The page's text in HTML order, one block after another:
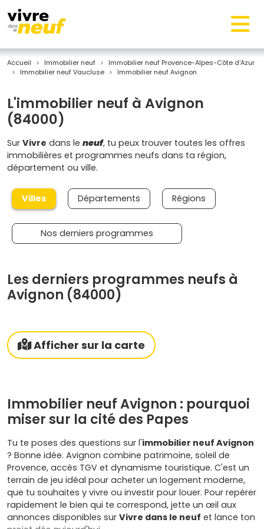
Accueil Immobilier neuf
Immobilier neuf Provence-Alpes-Côte d'Azur
Immobilier neuf Vaucluse
Immobilier neuf Avignon
L'immobilier neuf à Avignon
(84000)
Sur Vivre dans le neuf, tu peux trouver toutes les offres
immobilières et programmes neufs dans ta région,
département ou ville.
Villes Départements Régions
Nos derniers programmes
Les derniers programmes neufs à
Avignon (84000)
Afficher sur la carte
Immobilier neuf Avignon : pourquoi
miser sur la cité des Papes
Tu te poses des questions sur l'immobilier neuf Avignon
? Bonne idée. Avignon combine patrimoine, soleil de
Provence, accès TGV et dynamisme touristique. C'est un
terrain de jeu idéal pour acheter un logement moderne,
que tu souhaites y vivre ou investir pour louer. Pour repérer
rapidement le bien qui te correspond, jette un œil aux
annonces disponibles sur Vivre dans le neuf et lance ton